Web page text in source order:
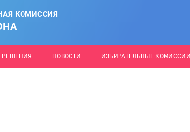
КОМИССИЯ
РЕШЕНИЯ НОВОСТИ ИЗБИРАТЕЛЬНЫЕ КОМИССИИ